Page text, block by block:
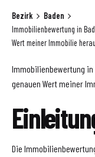
Bezirk
Baden
Immobilienbewertung in
Wert meiner Immobilie
Immobilienbewertung
genauen Wert meiner
Die